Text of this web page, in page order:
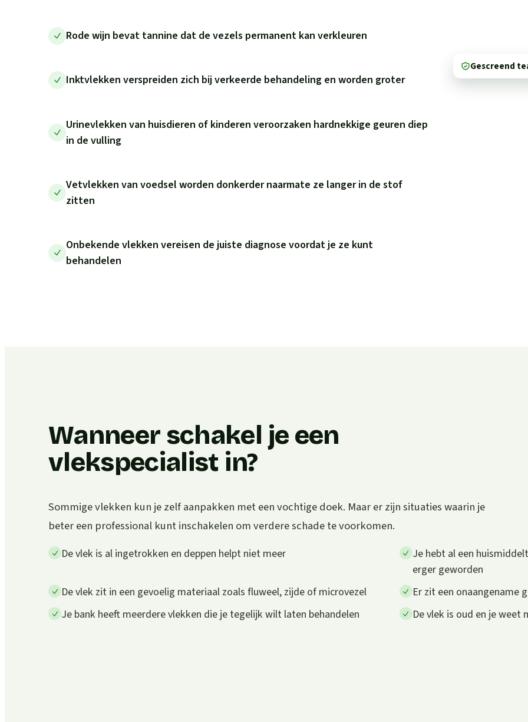
Rode wijn bevat tannine dat de vezels permanent kan verkleuren
Inktvlekken verspreiden zich bij verkeerde behandeling en worden groter
Urinevlekken van huisdieren of kinderen veroorzaken hardnekkige geuren diep
in de vulling
Vetvlekken van voedsel worden donkerder naarmate ze langer in de stof
zitten
Onbekende vlekken vereisen de juiste diagnose voordat je ze kunt
behandelen
Gescreend
Wanneer schakel je een
vlekspecialist in?
Sommige vlekken kun je zelf aanpakken met een vochtige doek. Maar er zijn situaties waarin je
beter een professional kunt inschakelen om verdere schade te voorkomen.
De vlek is al ingetrokken en deppen helpt niet meer
Je hebt al een
erger geworden
De vlek zit in een gevoelig materiaal zoals fluweel, zijde of microvezel
Er zit een onaangename
Je bank heeft meerdere vlekken die je tegelijk wilt laten behandelen
De vlek is oud en je weet